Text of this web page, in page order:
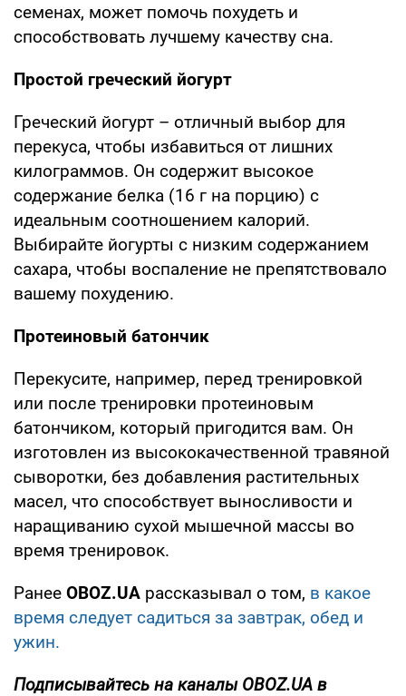
семенах, может помочь похудеть и
способствовать лучшему качеству сна.
Простой греческий йогурт
Греческий йогурт – отличный выбор для
перекуса, чтобы избавиться от лишних
килограммов. Он содержит высокое
содержание белка (16 г на порцию) с
идеальным соотношением калорий.
Выбирайте йогурты с низким содержанием
сахара, чтобы воспаление не препятствовало
вашему похудению.
Протеиновый батончик
Перекусите, например, перед тренировкой
или после тренировки протеиновым
батончиком, который пригодится вам. Он
изготовлен из высококачественной травяной
сыворотки, без добавления растительных
масел, что способствует выносливости и
наращиванию сухой мышечной массы во
время тренировок.
Ранее OBOZ.UA рассказывал о том, в какое
время следует садиться за завтрак, обед и
ужин.
Подписывайтесь на каналы OBOZ.UA в